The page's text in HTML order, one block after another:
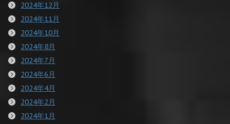
2024年12月
2024年11月
2024年10月
2024年8月
2024年7月
2024年6月
2024年4月
2024年2月
2024年1月